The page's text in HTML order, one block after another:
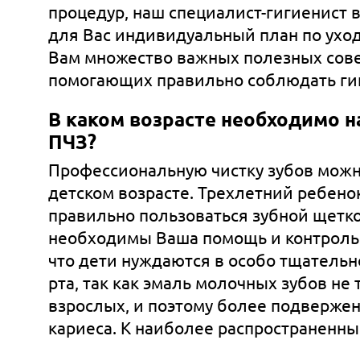
процедур, наш специалист-гигиенист
для Вас индивидуальный план по
Вам множество важных полезных
помогающих правильно соблюдать
В каком возрасте необходимо
ПЧЗ?
Профессиональную чистку зубов
детском возрасте. Трехлетний
правильно пользоваться зубной
необходимы Ваша помощь и
что дети нуждаются в особо
рта, так как эмаль молочных зубов не
взрослых, и поэтому более
кариеса. К наиболее